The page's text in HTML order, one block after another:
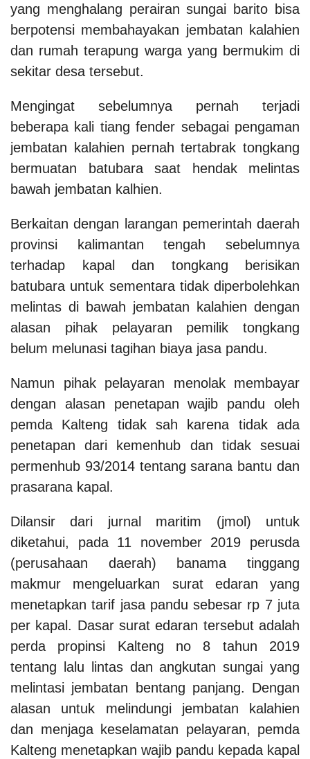
yang menghalang perairan sungai barito bisa
berpotensi membahayakan jembatan kalahien
dan rumah terapung warga yang bermukim di
sekitar desa tersebut.
Mengingat sebelumnya pernah terjadi
beberapa kali tiang fender sebagai pengaman
jembatan kalahien pernah tertabrak tongkang
bermuatan batubara saat hendak melintas
bawah jembatan kalhien.
Berkaitan dengan larangan pemerintah daerah
provinsi kalimantan tengah sebelumnya
terhadap kapal dan tongkang berisikan
batubara untuk sementara tidak diperbolehkan
melintas di bawah jembatan kalahien dengan
alasan pihak pelayaran pemilik tongkang
belum melunasi tagihan biaya jasa pandu.
Namun pihak pelayaran menolak membayar
dengan alasan penetapan wajib pandu oleh
pemda Kalteng tidak sah karena tidak ada
penetapan dari kemenhub dan tidak sesuai
permenhub 93/2014 tentang sarana bantu dan
prasarana kapal.
Dilansir dari jurnal maritim (jmol) untuk
diketahui, pada 11 november 2019 perusda
(perusahaan daerah) banama tinggang
makmur mengeluarkan surat edaran yang
menetapkan tarif jasa pandu sebesar rp 7 juta
per kapal. Dasar surat edaran tersebut adalah
perda propinsi Kalteng no 8 tahun 2019
tentang lalu lintas dan angkutan sungai yang
melintasi jembatan bentang panjang. Dengan
alasan untuk melindungi jembatan kalahien
dan menjaga keselamatan pelayaran, pemda
Kalteng menetapkan wajib pandu kepada kapal